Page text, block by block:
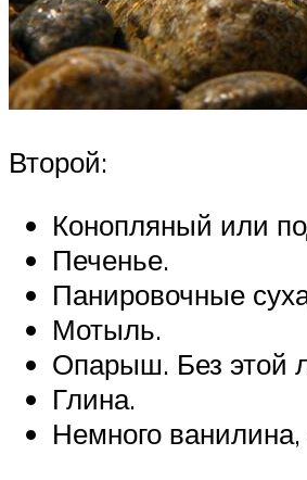
Второй:
Конопляный или
Печенье.
Панировочные
Мотыль.
Опарыш. Без этой
Глина.
Немного